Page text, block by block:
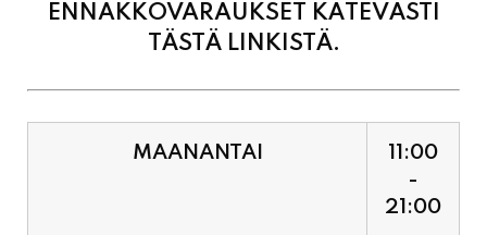
MAANANTAI
11:00
-
21:00
11:00